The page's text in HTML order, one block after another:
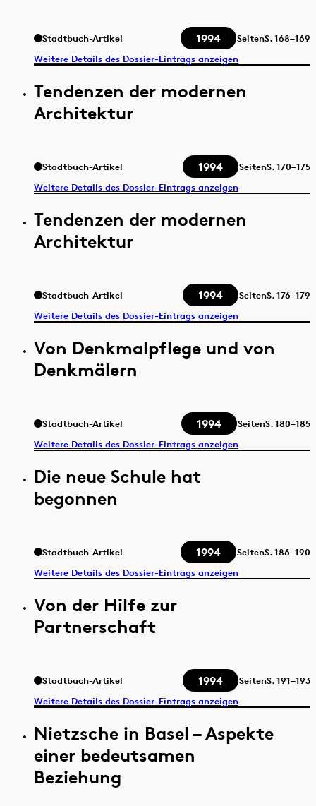
Stadtbuch-Artikel 1994 SeitenS.168–169
Weitere Details des Dossier-Eintrags anzeigen
Tendenzen der modernen
Architektur
Stadtbuch-Artikel 1994 SeitenS.170–175
Weitere Details des Dossier-Eintrags anzeigen
Tendenzen der modernen
Architektur
Stadtbuch-Artikel 1994 SeitenS.176–179
Weitere Details des Dossier-Eintrags anzeigen
Von Denkmalpflege und von
Denkmälern
Stadtbuch-Artikel 1994 SeitenS.180–185
Weitere Details des Dossier-Eintrags anzeigen
Die neue Schule hat
begonnen
Stadtbuch-Artikel 1994 SeitenS.186–190
Weitere Details des Dossier-Eintrags anzeigen
Von der Hilfe zur
Partnerschaft
Stadtbuch-Artikel 1994 SeitenS.191–193
Weitere Details des Dossier-Eintrags anzeigen
Nietzsche in Basel – Aspekte
einer bedeutsamen
Beziehung